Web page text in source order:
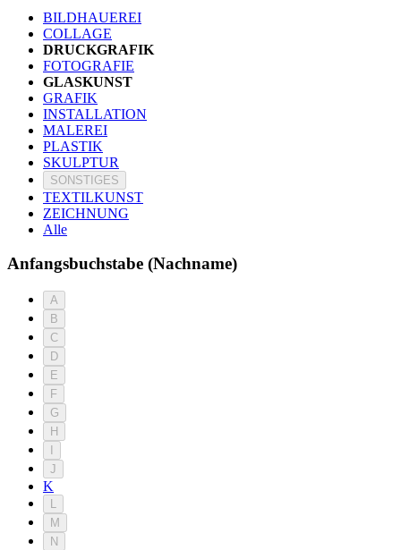
BILDHAUEREI
COLLAGE
DRUCKGRAFIK
FOTOGRAFIE
GLASKUNST
GRAFIK
INSTALLATION
MALEREI
PLASTIK
SKULPTUR
SONSTIGES
TEXTILKUNST
ZEICHNUNG
Alle
Anfangsbuchstabe (Nachname)
A
B
C
D
E
F
G
H
J
K
L
M
N